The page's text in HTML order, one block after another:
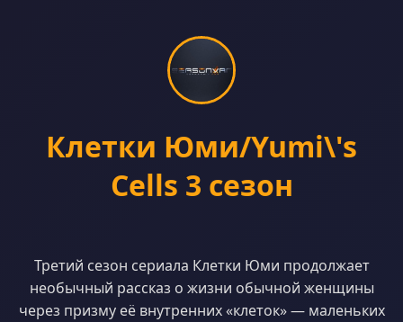
Клетки Юми/Yumi\'s
Cells 3 сезон
Третий сезон сериала Клетки Юми продолжает
необычный рассказ о жизни обычной женщины
через призму её внутренних «клеток» — маленьких